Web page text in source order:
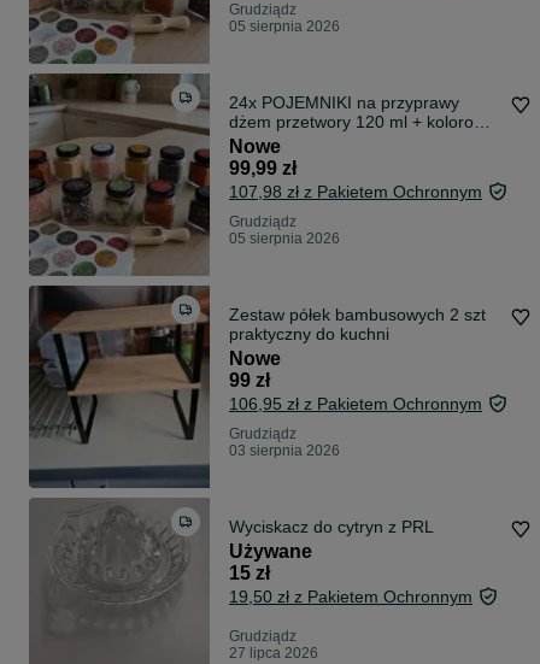
Grudziądz
05 sierpnia 2026
24x POJEMNIKI na przyprawy
dżem przetwory 120 ml + kolorowe
etykiety
Nowe
99,99 zł
107,98 zł z Pakietem Ochronnym
Grudziądz
05 sierpnia 2026
Zestaw półek bambusowych 2 szt
praktyczny do kuchni
Nowe
99 zł
106,95 zł z Pakietem Ochronnym
Grudziądz
03 sierpnia 2026
Wyciskacz do cytryn z PRL
Używane
15 zł
19,50 zł z Pakietem Ochronnym
Grudziądz
27 lipca 2026